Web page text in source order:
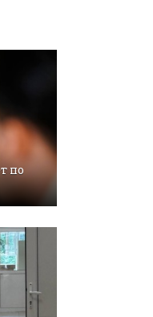
по